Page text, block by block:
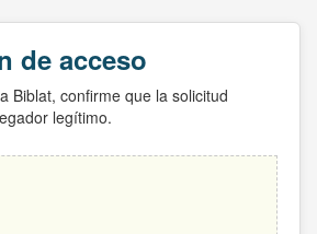
de acceso
Biblat, confirme que la solicitud
legítimo.